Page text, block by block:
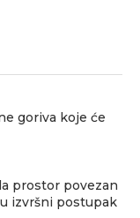
goriva koje će
prostor povezan
izvršni postupak